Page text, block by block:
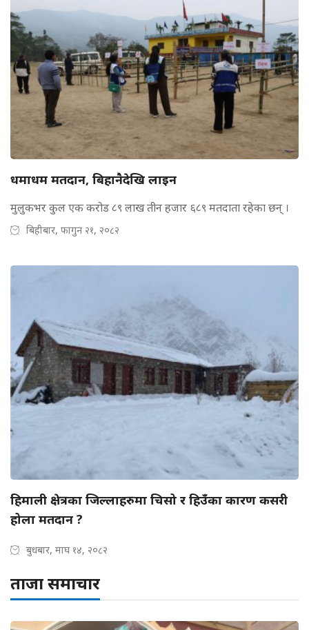
धमाधम मतदान, बिहानैदेखि लाइन
मुलुकभर कुल एक करोड ८९ लाख तीन हजार ६८९ मतदाता रहेका छन् ।
बिहीबार, फागुन २१, २०८२
हिमाली क्षेत्रका जिल्लाहरुमा चिसो र हिउँका कारण कसरी
होला मतदान ?
बुधबार, माघ १४, २०८२
ताजा समाचार